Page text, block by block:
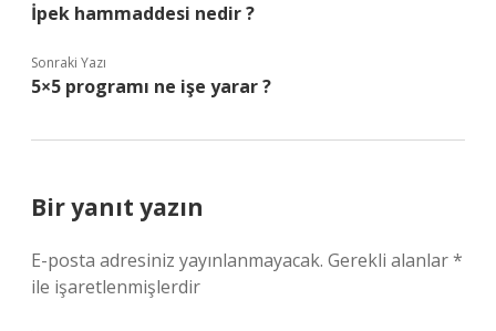
İpek hammaddesi nedir ?
Sonraki Yazı
5×5 programı ne işe yarar ?
Bir yanıt yazın
E-posta adresiniz yayınlanmayacak. Gerekli alanlar*
ile işaretlenmişlerdir